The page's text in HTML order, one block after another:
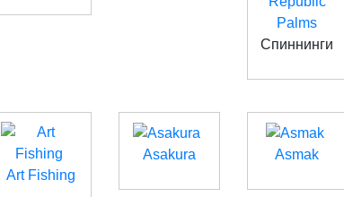
Palms
Спиннинги
Art Fishing
Asakura Asmak